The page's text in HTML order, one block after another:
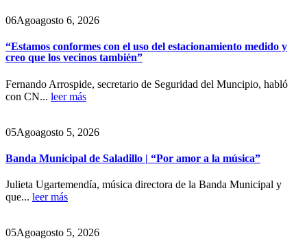
06Agoagosto 6, 2026
“Estamos conformes con el uso del estacionamiento medido y
creo que los vecinos también”
Fernando Arrospide, secretario de Seguridad del Muncipio, habló
con CN... leer más
05Agoagosto 5, 2026
Banda Municipal de Saladillo | “Por amor a la música”
Julieta Ugartemendía, música directora de la Banda Municipal y
que... leer más
05Agoagosto 5, 2026